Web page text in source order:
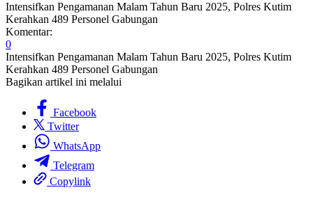
Intensifkan Pengamanan Malam Tahun Baru 2025, Polres Kutim
Kerahkan 489 Personel Gabungan
Komentar:
0
Intensifkan Pengamanan Malam Tahun Baru 2025, Polres Kutim
Kerahkan 489 Personel Gabungan
Bagikan artikel ini melalui
Facebook
Twitter
WhatsApp
Telegram
Copylink